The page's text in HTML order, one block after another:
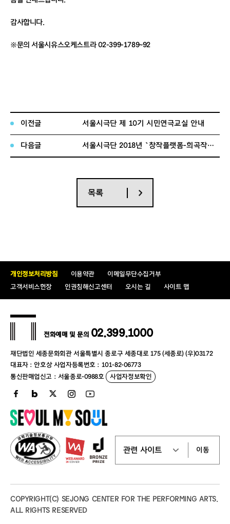
감사합니다.
※문의 서울시유스오케스트라 02-399-1789~92
이전글 서울시극단 제 10기 시민연극교실 안내
다음글 서울시극단 2018년 `창작플랫폼-희곡작가‘ 공모안내
목록
개인정보처리방침 이용약관
이메일무단수집거부
고객서비스헌장
인권침해신고센터 오시는 길 사이트 맵
재단법인 세종문화회관 서울특별시 종로구 세종대로 175 (세종로) (우)03172
대표자 : 안호상 사업자등록번호 : 101-82-06773
통신판매업신고 : 서울종로-0988호 사업자정보확인
전화예매 및 문의 02.399.1000
이동
COPYRIGHT(C) SEJONG CENTER FOR THE PERFORMING ARTS.
ALL RIGHTS RESERVED